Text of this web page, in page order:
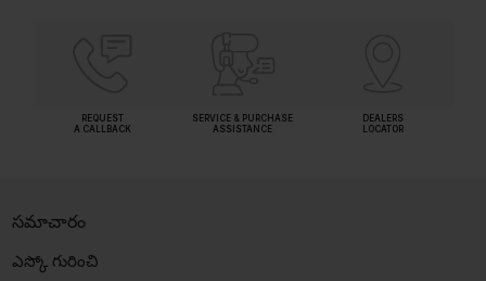
REQUEST
A CALLBACK
SERVICE & PURCHASE
ASSISTANCE
DEALERS
LOCATOR
సమాచారం
ఎస్కో గురించి